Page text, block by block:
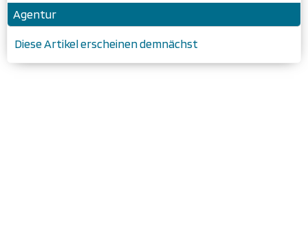
Agentur
Diese Artikel erscheinen demnächst